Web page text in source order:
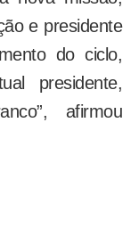
e presidente
do ciclo,
presidente,
afirmou